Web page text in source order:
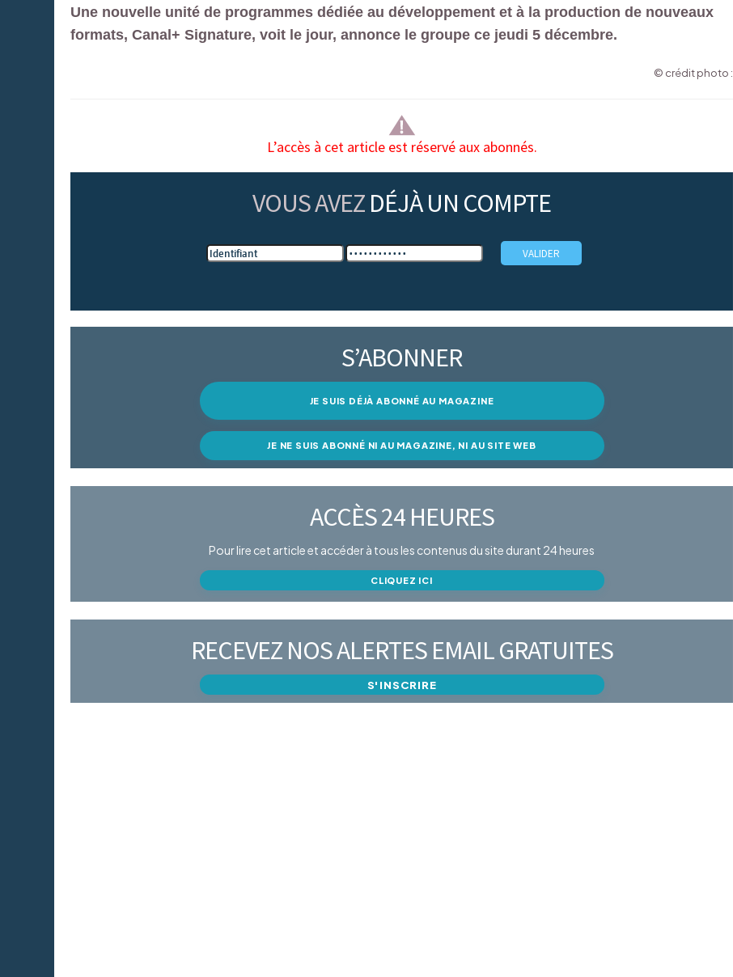
Une nouvelle unité de programmes dédiée au développement et à la production de nouveaux
formats, Canal+ Signature, voit le jour, annonce le groupe ce jeudi 5 décembre.
© crédit photo :
L’accès à cet article est réservé aux abonnés.
VOUS AVEZ DÉJÀ UN COMPTE
S’ABONNER
JE SUIS DÉJÀ ABONNÉ AU MAGAZINE
JE NE SUIS ABONNÉ NI AU MAGAZINE, NI AU SITE WEB
ACCÈS 24 HEURES
Pour lire cet article et accéder à tous les contenus du site durant 24 heures
CLIQUEZ ICI
RECEVEZ NOS ALERTES EMAIL GRATUITES
S'INSCRIRE